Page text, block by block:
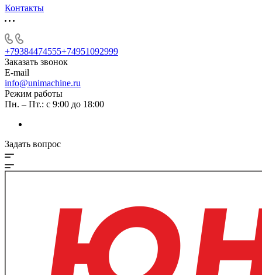
Контакты
+79384474555+74951092999
Заказать звонок
E-mail
info@unimachine.ru
Режим работы
Пн. – Пт.: с 9:00 до 18:00
Задать вопрос